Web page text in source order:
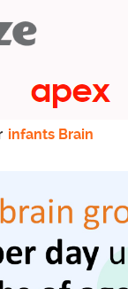
infants Brain